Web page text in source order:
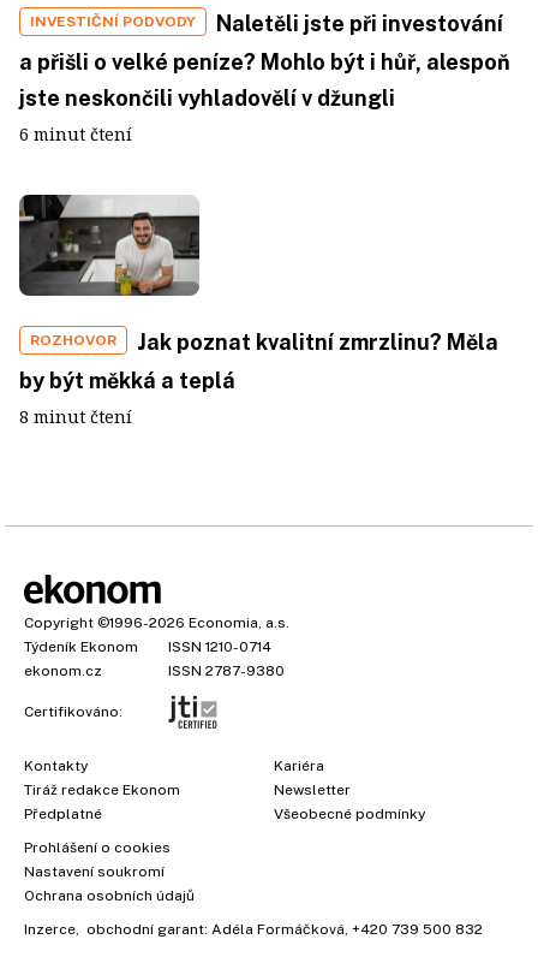
INVESTIČNÍ PODVODY
Naletěli jste při investování
a přišli o velké peníze? Mohlo být i hůř, alespoň
jste neskončili vyhladovělí v džungli
6 minut čtení
ROZHOVOR
Jak poznat kvalitní zmrzlinu? Měla
by být měkká a teplá
8 minut čtení
Copyright ©1996-2026 Economia, a.s.
Týdeník Ekonom
ISSN 1210-0714
ekonom.cz
ISSN 2787-9380
Certifikováno:
Kontakty
Tiráž redakce Ekonom
Předplatné
Kariéra
Newsletter
Všeobecné podmínky
Prohlášení o cookies
Nastavení soukromí
Ochrana osobních údajů
Inzerce, obchodní garant: Adéla Formáčková, +420 739 500 832